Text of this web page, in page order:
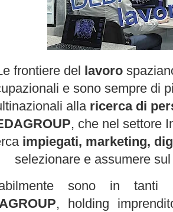
frontiere del lavoro
e sono sempre di
alla ricerca di
, che nel settore
impiegati, marketing,
selezionare e assumere
sono in
, holding